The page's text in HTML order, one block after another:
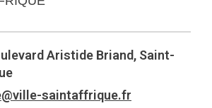
Aristide Briand, Saint-
saintaffrique.fr